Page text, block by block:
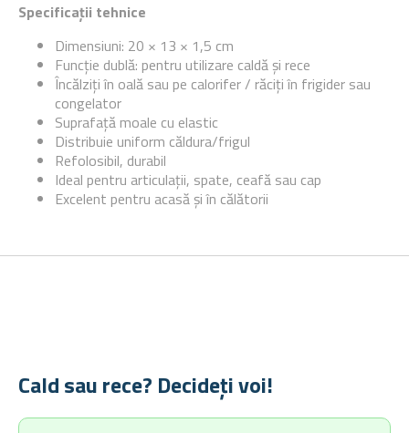
Specificații tehnice
Dimensiuni: 20 × 13 × 1,5 cm
Funcție dublă: pentru utilizare caldă și rece
Încălziți în oală sau pe calorifer / răciți în frigider sau
congelator
Suprafață moale cu elastic
Distribuie uniform căldura/frigul
Refolosibil, durabil
Ideal pentru articulații, spate, ceafă sau cap
Excelent pentru acasă și în călătorii
Cald sau rece? Decideți voi!